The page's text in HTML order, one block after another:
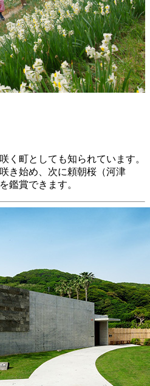
く町としても知られています。
き始め、次に頼朝桜（河津
鑑賞できます。